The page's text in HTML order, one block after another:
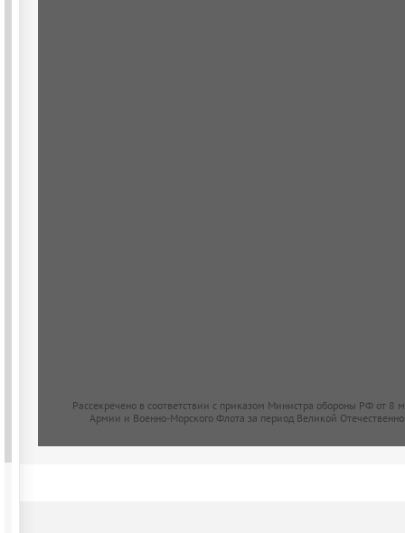
Рассекречено в соответствии с приказом Министра обороны РФ от
Армии и Военно-Морского Флота за период Великой